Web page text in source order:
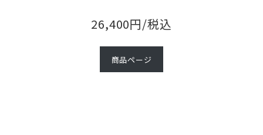
26,400円/税込
商品ページ